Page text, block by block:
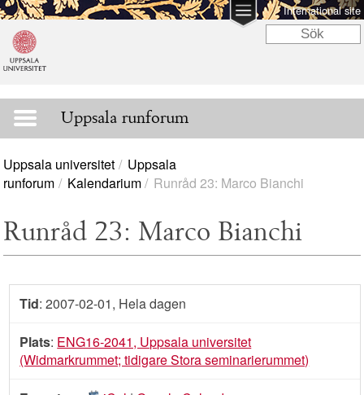
International site
Uppsala runforum
Uppsala universitet
Uppsala
runforum
Kalendarium Runråd 23: Marco Bianchi
Runråd 23: Marco Bianchi
Tid: 2007-02-01, Hela dagen
Plats: ENG16-2041, Uppsala universitet
(Widmarkrummet; tidigare Stora seminarierummet)